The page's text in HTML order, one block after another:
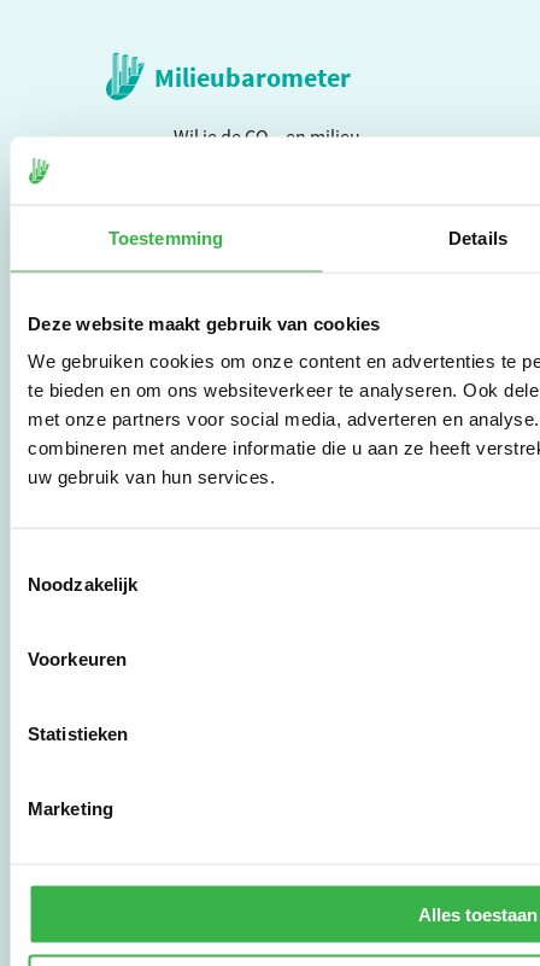
Toestemming Details
Deze website maakt gebruik van cookies
We gebruiken cookies om onze content en advertenties te
te bieden en om ons websiteverkeer te analyseren. Ook
met onze partners voor social media, adverteren en
combineren met andere informatie die u aan ze heeft
uw gebruik van hun services.
Noodzakelijk
Voorkeuren
Statistieken
Marketing
Alles toestaan
Milieubarometer
Wil je de CO₂- en milieu-
de Milieubarometer,
jaar ervaring. Begin nu
met effectief
verduurzamen en meld
je aan om direct aan de
slag te gaan.
3011 HE Rotterdam